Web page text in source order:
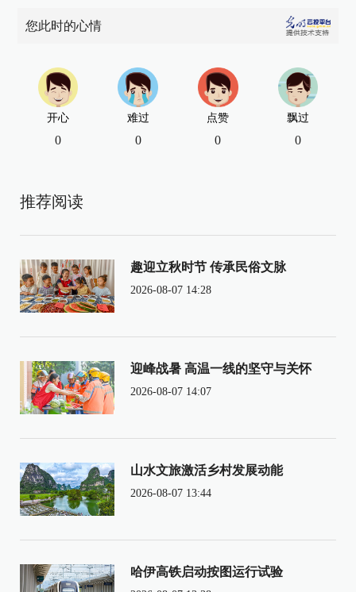
您此时的心情
开心
0
难过
0
点赞
0
飘过
0
推荐阅读
趣迎立秋时节 传承民俗文脉
2026-08-07 14:28
迎峰战暑 高温一线的坚守与关怀
2026-08-07 14:07
山水文旅激活乡村发展动能
2026-08-07 13:44
哈伊高铁启动按图运行试验